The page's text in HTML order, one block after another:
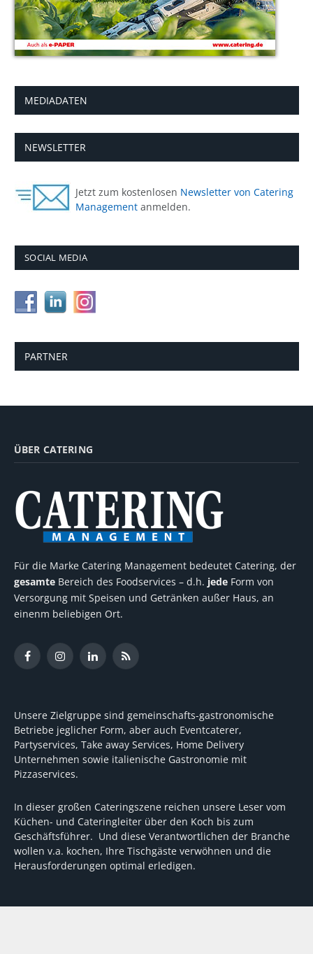
MEDIADATEN
NEWSLETTER
Jetzt zum kostenlosen Newsletter von Catering
Management anmelden.
SOCIAL MEDIA
PARTNER
ÜBER CATERING
Für die Marke Catering Management bedeutet Catering, der
gesamte Bereich des Foodservices – d.h. jede Form von
Versorgung mit Speisen und Getränken außer Haus, an
einenm beliebigen Ort.
FacebookInstagramLinkedInRSS
Unsere Zielgruppe sind gemeinschafts-gastronomische
Betriebe jeglicher Form, aber auch Eventcaterer,
Partyservices, Take away Services, Home Delivery
Unternehmen sowie italienische Gastronomie mit
Pizzaservices.
In dieser großen Cateringszene reichen unsere Leser vom
Küchen- und Cateringleiter über den Koch bis zum
Geschäftsführer. Und diese Verantwortlichen der Branche
wollen v.a. kochen, Ihre Tischgäste verwöhnen und die
Herausforderungen optimal erledigen.